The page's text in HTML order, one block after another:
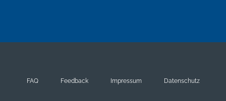
FAQ Feedback Impressum Datenschutz